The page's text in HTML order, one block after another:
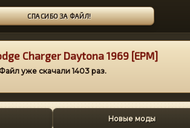
СПАСИБО ЗА ФАЙЛ!
Charger Daytona 1969 [EPM]
уже скачали 1403раз.
Новые моды